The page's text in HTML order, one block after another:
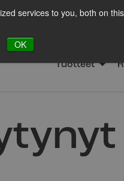
services to you, both on
OK
Tuotteet